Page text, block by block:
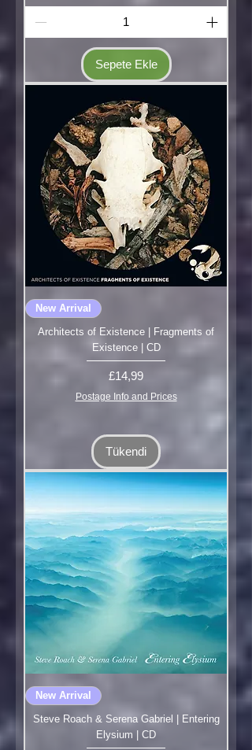
Sepete Ekle
New Arrival
Architects of Existence | Fragments of
Existence | CD
Fiyat
£14,99
Postage Info and Prices
Tükendi
New Arrival
Steve Roach & Serena Gabriel | Entering
Elysium | CD